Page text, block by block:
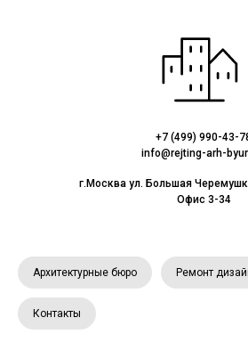
+7 (499) 990-43-
info@rejting-arh-
г.Москва ул. Большая
Офис 3-34
Архитектурные бюро Ремонт
Контакты